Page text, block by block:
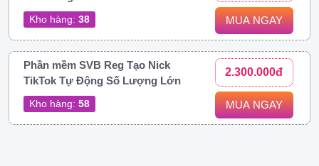
Kho hàng: 38 MUA NGAY
Phần mềm SVB Reg Tạo Nick
TikTok Tự Động Số Lượng Lớn
Kho hàng: 58
2.300.000đ
MUA NGAY